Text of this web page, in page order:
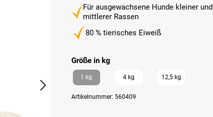
Für ausgewachsene Hunde kleiner und
mittlerer Rassen
80 % tierisches Eiweiß
Größe in kgauswählen
1 kg 4 kg 12,5 kg
Artikelnummer: 560409